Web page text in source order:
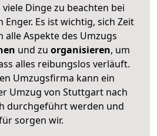
Dinge zu beachten bei
Es ist wichtig, sich Zeit
alle Aspekte des Umzugs
und zu organisieren, um
alles reibungslos verläuft.
Umzugsfirma kann ein
Umzug von Stuttgart nach
durchgeführt werden und
sorgen wir.